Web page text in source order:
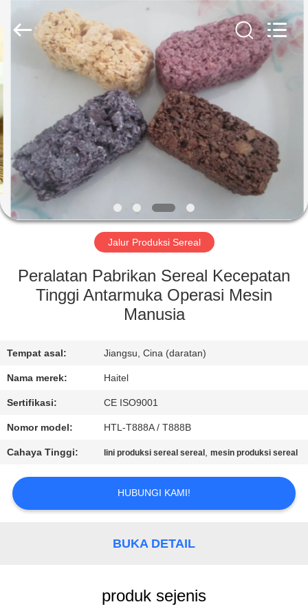
RUMAH
PRODUK
TENTANG
KAMI
TUR
KONTROL
HUBUNGI
KAMI
PERMINTAAN
PENAWARAN
SITEMAP
Co.,
Jalur Produksi Sereal
Peralatan Pabrikan Sereal Kecepatan
Tinggi Antarmuka Operasi Mesin
Manusia
Tempat asal: Jiangsu, Cina (daratan)
Nama merek: Haitel
Sertifikasi: CE ISO9001
Nomor model: HTL-T888A / T888B
Cahaya Tinggi: lini produksi sereal sereal ,mesin produksi sereal
HUBUNGI KAMI!
BUKA DETAIL
produk sejenis